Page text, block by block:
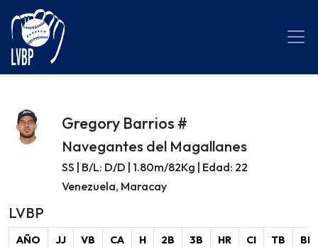
Gregory Barrios #
Navegantes del Magallanes
SS | B/L: D/D | 1.80m/82Kg | Edad: 22
Venezuela, Maracay
LVBP
AÑO JJ VB CA H 2B 3B HR CI TB
BB